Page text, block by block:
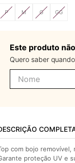
P M G GG
Este produto
Quero saber
com bojo removível,
proteção UV e